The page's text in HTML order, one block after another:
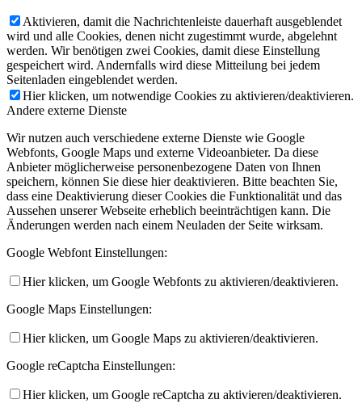
Aktivieren, damit die Nachrichtenleiste dauerhaft ausgeblendet
wird und alle Cookies, denen nicht zugestimmt wurde, abgelehnt
werden. Wir benötigen zwei Cookies, damit diese Einstellung
gespeichert wird. Andernfalls wird diese Mitteilung bei jedem
Seitenladen eingeblendet werden.
Hier klicken, um notwendige Cookies zu aktivieren/deaktivieren.
Andere externe Dienste
Wir nutzen auch verschiedene externe Dienste wie Google
Webfonts, Google Maps und externe Videoanbieter. Da diese
Anbieter möglicherweise personenbezogene Daten von Ihnen
speichern, können Sie diese hier deaktivieren. Bitte beachten Sie,
dass eine Deaktivierung dieser Cookies die Funktionalität und das
Aussehen unserer Webseite erheblich beeinträchtigen kann. Die
Änderungen werden nach einem Neuladen der Seite wirksam.
Google Webfont Einstellungen:
Hier klicken, um Google Webfonts zu aktivieren/deaktivieren.
Google Maps Einstellungen:
Hier klicken, um Google Maps zu aktivieren/deaktivieren.
Google reCaptcha Einstellungen:
Hier klicken, um Google reCaptcha zu aktivieren/deaktivieren.